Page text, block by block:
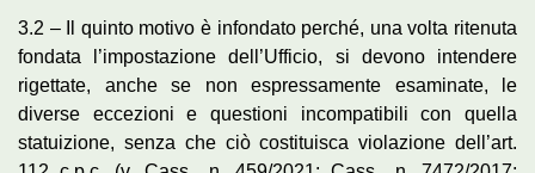
3.2 – Il quinto motivo è infondato perché, una volta ritenuta
fondata l’impostazione dell’Ufficio, si devono intendere
rigettate, anche se non espressamente esaminate, le
diverse eccezioni e questioni incompatibili con quella
statuizione, senza che ciò costituisca violazione dell’art.